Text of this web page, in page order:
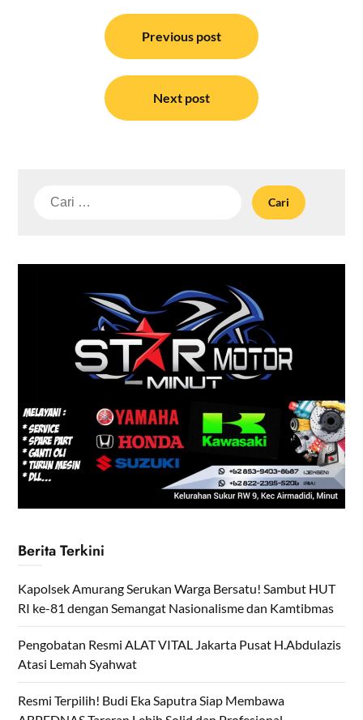
Previous post
Next post
Cari
Berita Terkini
Kapolsek Amurang Serukan Warga Bersatu! Sambut HUT
RI ke-81 dengan Semangat Nasionalisme dan Kamtibmas
Pengobatan Resmi ALAT VITAL Jakarta Pusat H.Abdulazis
Atasi Lemah Syahwat
Resmi Terpilih! Budi Eka Saputra Siap Membawa